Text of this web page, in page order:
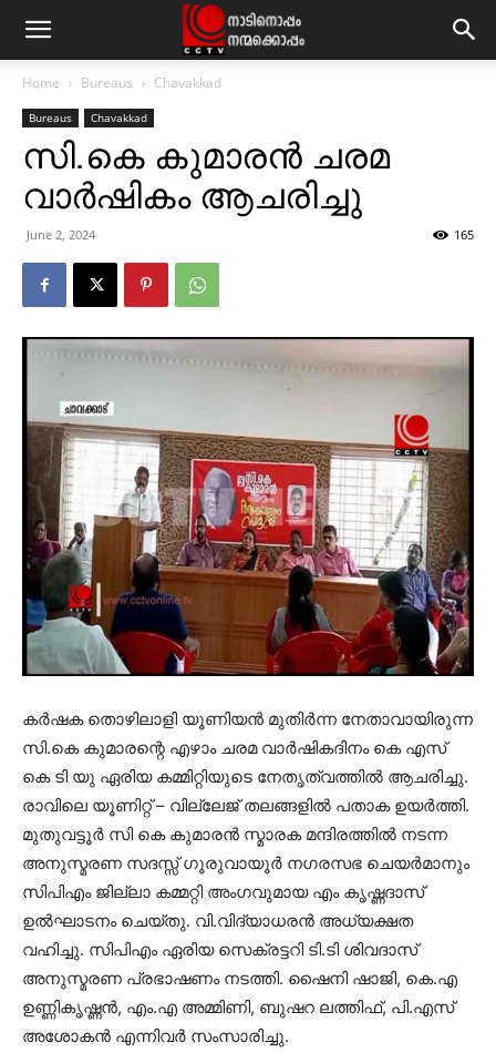
Home Bureaus Chavakkad
Bureaus Chavakkad
സി.കെ കുമാരന്‍ ചരമ
വാര്‍ഷികം ആചരിച്ചു
June 2, 2024 165
കര്‍ഷക തൊഴിലാളി യൂണിയന്‍ മുതിര്‍ന്ന നേതാവായിരുന്ന
സി.കെ കുമാരന്റെ എഴാം ചരമ വാര്‍ഷികദിനം കെ എസ്
കെ ടി യു ഏരിയ കമ്മിറ്റിയുടെ നേതൃത്വത്തില്‍ ആചരിച്ചു.
രാവിലെ യൂണിറ്റ് – വില്ലേജ് തലങ്ങളില്‍ പതാക ഉയര്‍ത്തി.
മുതുവട്ടൂര്‍ സി കെ കുമാരന്‍ സ്മാരക മന്ദിരത്തില്‍ നടന്ന
അനുസ്മരണ സദസ്സ് ഗൂരുവായൂര്‍ നഗരസഭ ചെയര്‍മാനും
സിപിഎം ജില്ലാ കമ്മറ്റി അംഗവുമായ എം കൃഷ്ണദാസ്
ഉല്‍ഘാടനം ചെയ്തു. വി.വിദ്യാധരന്‍ അധ്യക്ഷത
വഹിച്ചു. സിപിഎം ഏരിയ സെക്രട്ടറി ടി.ടി ശിവദാസ്
അനുസ്മരണ പ്രഭാഷണം നടത്തി. ഷൈനി ഷാജി, കെ.എ
ഉണ്ണികൃഷ്ണന്‍, എം.എ അമ്മിണി, ബുഷറ ലത്തിഫ്, പി.എസ്
അശോകന്‍ എന്നിവര്‍ സംസാരിച്ചു.